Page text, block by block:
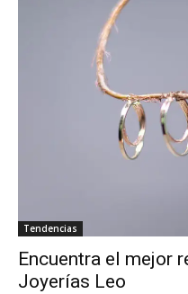
Tendencias
Encuentra el mejor
Joyerías Leo